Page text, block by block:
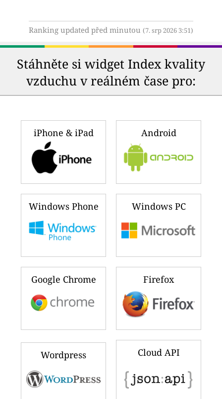
Ranking updated před minutou (7. srp 2026 3:51)
Stáhněte si widget Index kvality
vzduchu v reálném čase pro:
iPhone & iPad Android
Windows Phone Windows PC
Google Chrome Firefox
Wordpress Cloud API